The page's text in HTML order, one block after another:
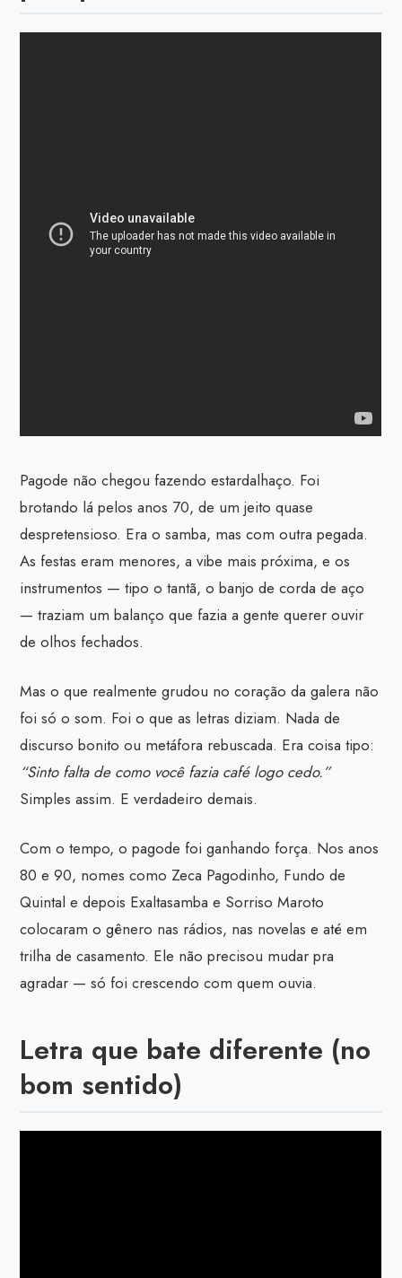
Pagode não chegou fazendo estardalhaço. Foi
brotando lá pelos anos 70, de um jeito quase
despretensioso. Era o samba, mas com outra pegada.
As festas eram menores, a vibe mais próxima, e os
instrumentos — tipo o tantã, o banjo de corda de aço
— traziam um balanço que fazia a gente querer ouvir
de olhos fechados.
Mas o que realmente grudou no coração da galera não
foi só o som. Foi o que as letras diziam. Nada de
discurso bonito ou metáfora rebuscada. Era coisa tipo:
“Sinto falta de como você fazia café logo cedo.”
Simples assim. E verdadeiro demais.
Com o tempo, o pagode foi ganhando força. Nos anos
80 e 90, nomes como Zeca Pagodinho, Fundo de
Quintal e depois Exaltasamba e Sorriso Maroto
colocaram o gênero nas rádios, nas novelas e até em
trilha de casamento. Ele não precisou mudar pra
agradar — só foi crescendo com quem ouvia.
Letra que bate diferente (no
bom sentido)